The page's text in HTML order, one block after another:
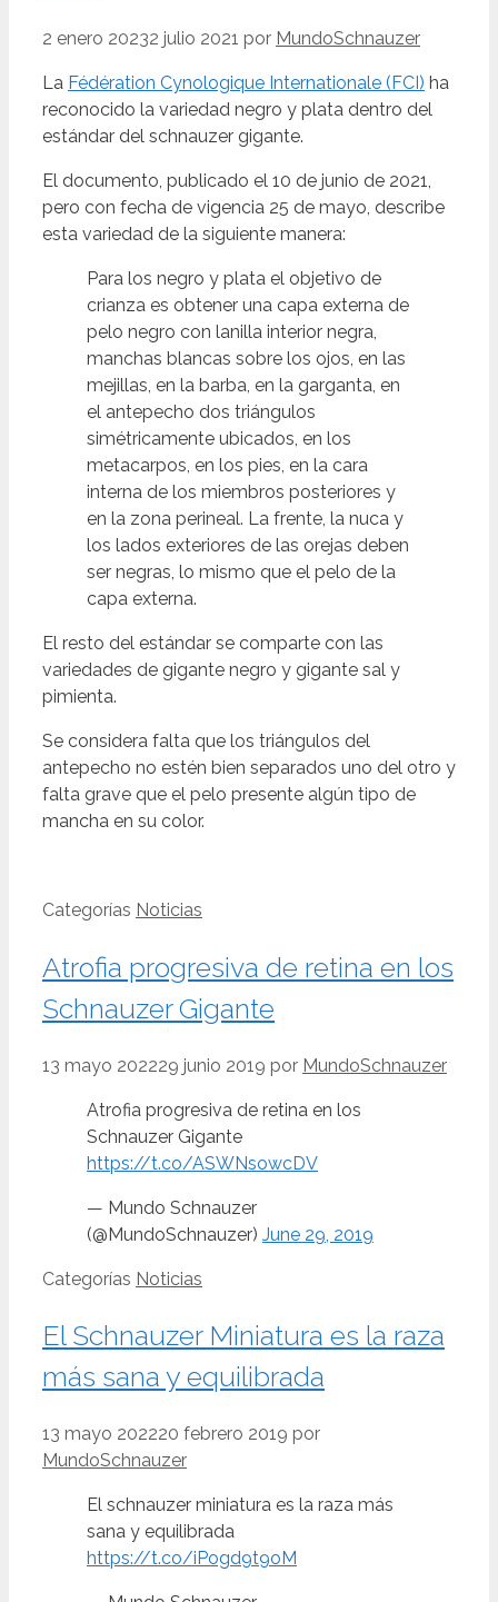
2 enero 20232 julio 2021 por MundoSchnauzer
La Fédération Cynologique Internationale (FCI) ha
reconocido la variedad negro y plata dentro del
estándar del schnauzer gigante.
El documento, publicado el 10 de junio de 2021,
pero con fecha de vigencia 25 de mayo, describe
esta variedad de la siguiente manera:
Para los negro y plata el objetivo de
crianza es obtener una capa externa de
pelo negro con lanilla interior negra,
manchas blancas sobre los ojos, en las
mejillas, en la barba, en la garganta, en
el antepecho dos triángulos
simétricamente ubicados, en los
metacarpos, en los pies, en la cara
interna de los miembros posteriores y
en la zona perineal. La frente, la nuca y
los lados exteriores de las orejas deben
ser negras, lo mismo que el pelo de la
capa externa.
El resto del estándar se comparte con las
variedades de gigante negro y gigante sal y
pimienta.
Se considera falta que los triángulos del
antepecho no estén bien separados uno del otro y
falta grave que el pelo presente algún tipo de
mancha en su color.
Categorías Noticias
Atrofia progresiva de retina en los
Schnauzer Gigante
13 mayo 202229 junio 2019 por MundoSchnauzer
Atrofia progresiva de retina en los
Schnauzer Gigante
https://t.co/ASWNsowcDV
— Mundo Schnauzer
(@MundoSchnauzer) June 29, 2019
Categorías Noticias
El Schnauzer Miniatura es la raza
más sana y equilibrada
13 mayo 202220 febrero 2019 por
MundoSchnauzer
El schnauzer miniatura es la raza más
sana y equilibrada
https://t.co/iPogd9t9oM